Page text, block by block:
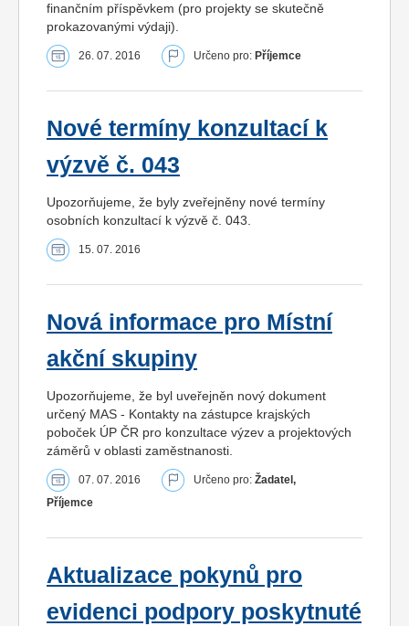
finančním příspěvkem (pro projekty se skutečně
prokazovanými výdaji).
26. 07. 2016 Určeno pro: Příjemce
Nové termíny konzultací k
výzvě č. 043
Upozorňujeme, že byly zveřejněny nové termíny
osobních konzultací k výzvě č. 043.
15. 07. 2016
Nová informace pro Místní
akční skupiny
Upozorňujeme, že byl uveřejněn nový dokument
určený MAS - Kontakty na zástupce krajských
poboček ÚP ČR pro konzultace výzev a projektových
záměrů v oblasti zaměstnanosti.
07. 07. 2016 Určeno pro: Žadatel,
Příjemce
Aktualizace pokynů pro
evidenci podpory poskytnuté